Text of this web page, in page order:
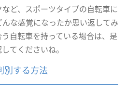
ど、スポーツタイプの自転車に
な感覚になったか思い返してみ
自転車を持っている場合は、是
てくださいね。
別する方法